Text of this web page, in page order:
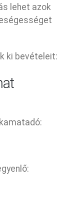
lehet azok
ki bevételeit: